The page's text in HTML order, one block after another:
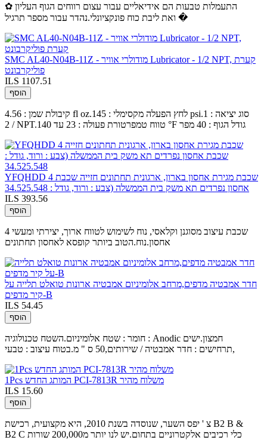
✿ התעמלות טבעות הם אידיאליים עבור עצום רווחים הגוף העליון
ואת ליבת כוח פונקציונלי.נהדר עבור מספר תרגיל �
SMC AL40-N04B-11Z - מודולרי אוויר Lubricator - 1/2 NPT, קערת
פוליקרבונט
ILS 1107.51
הוסף
קיבולת שמן : 4.56 fl oz.לחץ הפעלה מקסימלי : 145 psi.סוג יציאה : 1
/ 2 NPT.טווח טמפרטורת פעולה : 23 עד 140 °F גודל הגוף : 40 מפר
YFQHDD 4 שכבת מגירת אחסון בארון, ארגונית תחתונים חזייה שכבת
אחסון נפרדים תא משק בית הממשלה (צבע : ורוד, גודל : 34.525.548
ILS 393.56
הוסף
4 שכבת עיצוב מסוגנן וקלאסי, נוח לשימוש לטווח ארוך, יצירתי ומעשי
אחסון.נוח.הטוב ביותר קופסא לאחסון תחתונים
חדר אמבטיה מדפים,מרחב אלומיניום אמבטיה ארונות טואלט תלייה על
קיר מדפים-B
ILS 54.45
הוסף
חומר : שטח אלומיניום.השטח טכנולוגיה : Anodic חמצון.ישים
תרחישים : חדר אמבטיה / שירותים,50 ס " מ.בטוח עיצוב : טבעי,
1Pcs המותג החדש PCI-7813R משלוח מהיר
ILS 15.60
הוסף
צ ' יפס השער, שנוסדה בשנת 2010, היא מקצועית, רכישת B2 B &
B2 C כלי רכיבים אלקטרוניים בתחום.יש לנו יותר מ200,000 שורות